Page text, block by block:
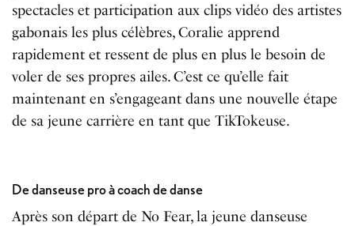
spectacles et participation aux clips vidéo des artistes
gabonais les plus célèbres, Coralie apprend
rapidement et ressent de plus en plus le besoin de
voler de ses propres ailes. C’est ce qu’elle fait
maintenant en s’engageant dans une nouvelle étape
de sa jeune carrière en tant que TikTokeuse.
De danseuse pro à coach de danse
Après son départ de No Fear, la jeune danseuse